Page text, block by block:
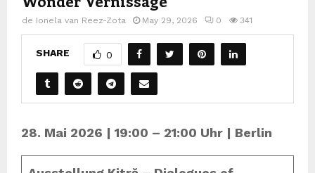
de Ionela van Reez-Zota May 29, 2026 0 341
SHARE 0
28. Mai 2026 | 19:00 – 21:00 Uhr | Berlin